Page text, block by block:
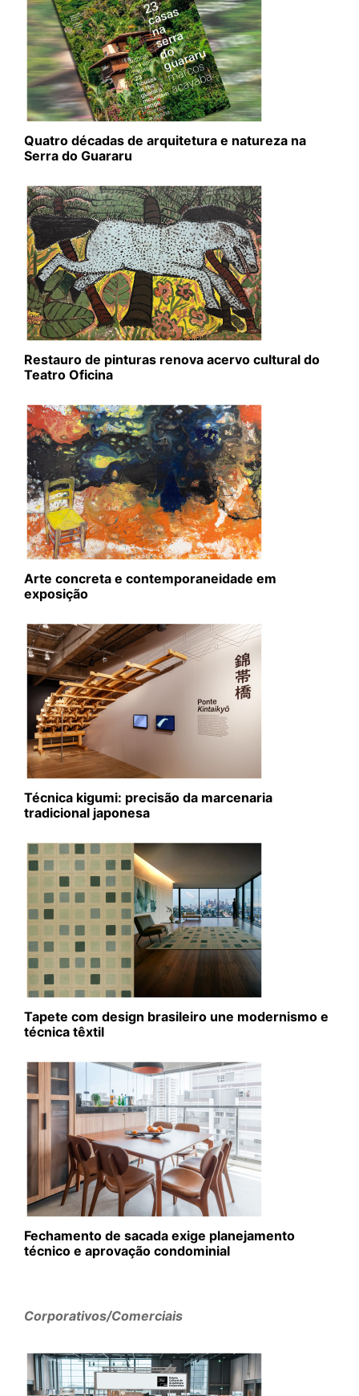
Quatro décadas de arquitetura e natureza na
Serra do Guararu
Restauro de pinturas renova acervo cultural do
Teatro Oficina
Arte concreta e contemporaneidade em
exposição
Técnica kigumi: precisão da marcenaria
tradicional japonesa
Tapete com design brasileiro une modernismo e
técnica têxtil
Fechamento de sacada exige planejamento
técnico e aprovação condominial
Corporativos/Comerciais